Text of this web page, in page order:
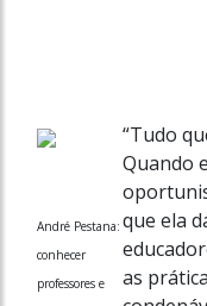
André Pestana:
conhecer
professores e
“Tudo
Quando
que ela
as